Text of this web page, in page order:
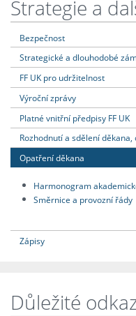
Strategie a
Bezpečnost
Strategické a dlouhodobé
FF UK pro udržitelnost
Výroční zprávy
Platné vnitřní předpisy FF UK
Rozhodnutí a sdělení
Opatření děkana
Harmonogram
Směrnice a provozní řády
Zápisy
Důležité